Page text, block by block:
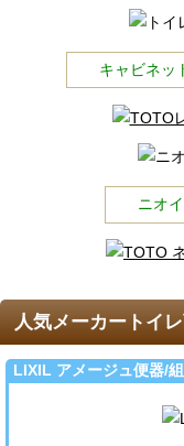
キャビネッ
ニオ
人気メーカートイ
LIXIL アメージュ便器/